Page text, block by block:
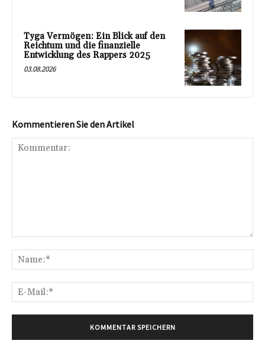
Tyga Vermögen: Ein Blick auf den
Reichtum und die finanzielle
Entwicklung des Rappers 2025
03.08.2026
Kommentieren Sie den Artikel